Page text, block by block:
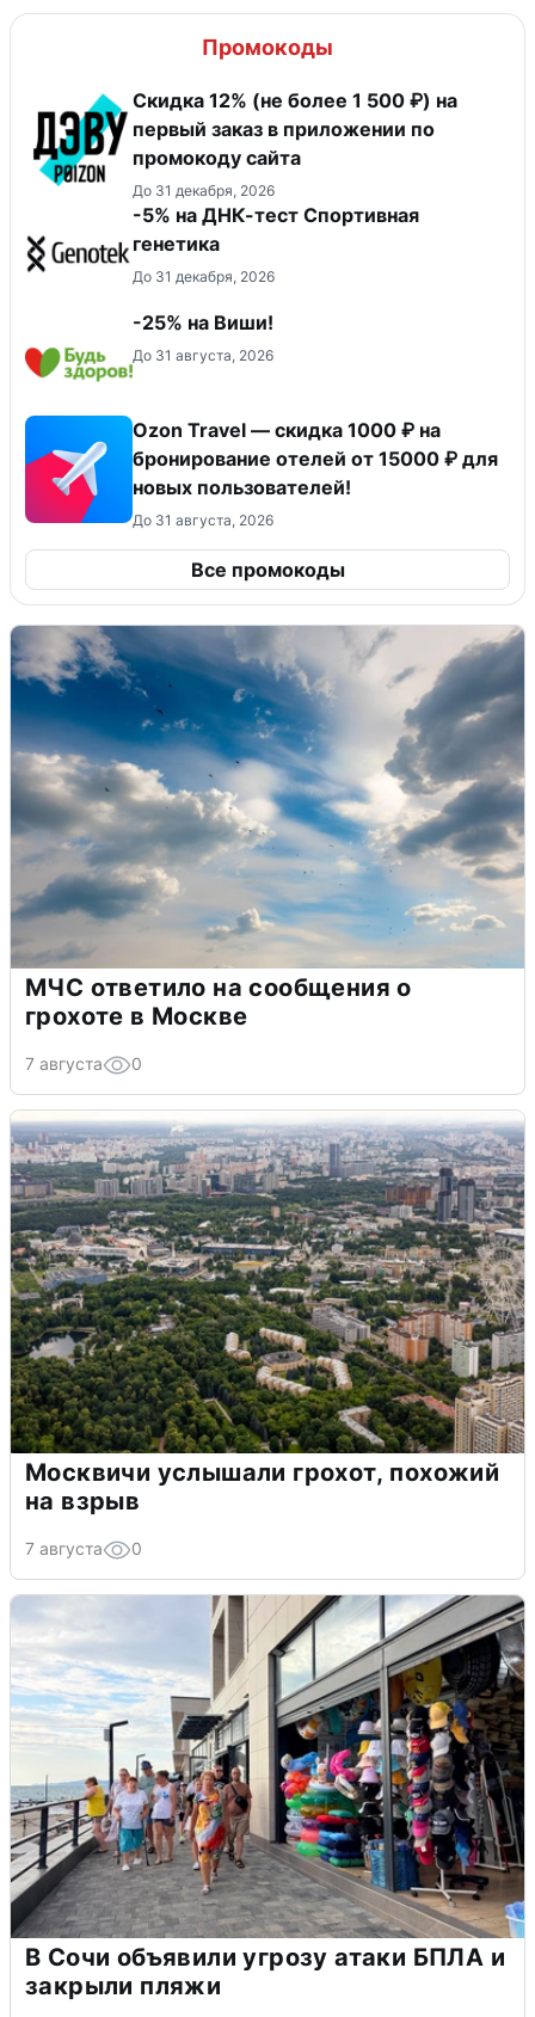
Промокоды
Скидка 12% (не более 1 500 ₽) на
первый заказ в приложении по
промокоду сайта
До 31 декабря, 2026
-5% на ДНК-тест Спортивная
генетика
До 31 декабря, 2026
-25% на Виши!
До 31 августа, 2026
Ozon Travel — скидка 1000 ₽ на
бронирование отелей от 15000 ₽ для
новых пользователей!
До 31 августа, 2026
Все промокоды
МЧС ответило на сообщения о
грохоте в Москве
7 августа 0
Москвичи услышали грохот, похожий
на взрыв
7 августа 0
В Сочи объявили угрозу атаки БПЛА и
закрыли пляжи